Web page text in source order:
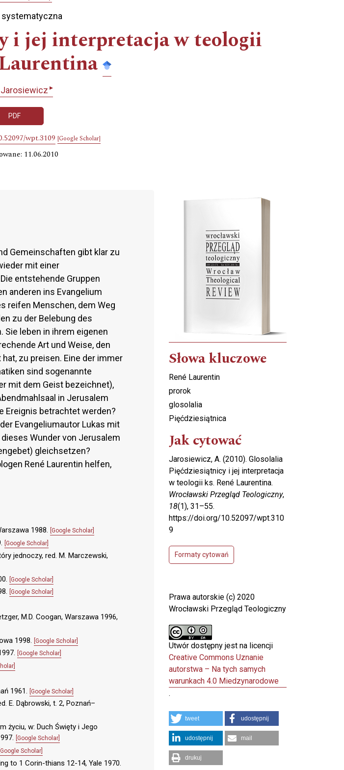
systematyczna
i jej interpretacja w teologii
▸
PDF
wpt.3109 [Google Scholar]
11.06.2010
Gemeinschaften gibt klar zu
mit einer
entstehende Gruppen
anderen ins Evangelium
reifen Menschen, dem Weg
zu der Belebung des
Sie leben in ihrem eigenen
Art und Weise, den
zu preisen. Eine der immer
sind sogenannte
mit dem Geist bezeichnet),
in Jerusalem
Ereignis betrachtet werden?
Evangeliumautor Lukas mit
Wunder von Jerusalem
gleichsetzen?
René Laurentin helfen,
1988. [Google Scholar]
[Google Scholar]
jednoczy, red. M. Marczewski,
[Google Scholar]
[Google Scholar]
M.D. Coogan, Warszawa 1996,
1998. [Google Scholar]
[Google Scholar]
1961. [Google Scholar]
E. Dąbrowski, t. 2, Poznań–
życiu, w: Duch Święty i Jego
[Google Scholar]
[Google Scholar]
to 1 Corin-thians 12-14, Yale 1970.
Cover image
Słowa kluczowe
René Laurentin
prorok
glosolalia
Pięćdziesiątnica
Jak cytować
Jarosiewicz, A. (2010). Glosolalia
Pięćdziesiątnicy i jej interpretacja
w teologii ks. René Laurentina.
Wrocławski Przegląd Teologiczny,
18(1), 31–55.
https://doi.org/10.52097/wpt.310
9
Formaty cytowań
Prawa autorskie (c) 2020
Wrocławski Przegląd Teologiczny
Utwór dostępny jest na licencji
Creative Commons Uznanie
autorstwa – Na tych samych
warunkach 4.0 Miedzynarodowe
.
tweet udostępnij
udostępnij mail
drukuj